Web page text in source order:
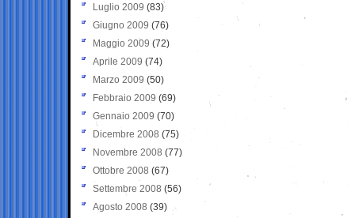
Luglio 2009 (83)
Giugno 2009 (76)
Maggio 2009 (72)
Aprile 2009 (74)
Marzo 2009 (50)
Febbraio 2009 (69)
Gennaio 2009 (70)
Dicembre 2008 (75)
Novembre 2008 (77)
Ottobre 2008 (67)
Settembre 2008 (56)
Agosto 2008 (39)